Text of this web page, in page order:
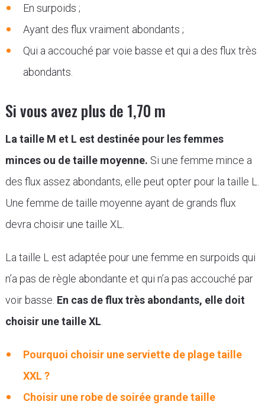
En surpoids ;
Ayant des flux vraiment abondants ;
Qui a accouché par voie basse et qui a des flux très
abondants.
Si vous avez plus de 1,70 m
La taille M et L est destinée pour les femmes
minces ou de taille moyenne. Si une femme mince a
des flux assez abondants, elle peut opter pour la taille L.
Une femme de taille moyenne ayant de grands flux
devra choisir une taille XL.
La taille L est adaptée pour une femme en surpoids qui
n’a pas de règle abondante et qui n’a pas accouché par
voir basse. En cas de flux très abondants, elle doit
choisir une taille XL
Pourquoi choisir une serviette de plage taille
XXL ?
Choisir une robe de soirée grande taille